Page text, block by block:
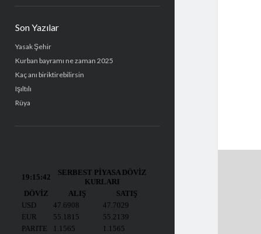
Son Yazılar
Yasak Şehir
Kurban bayramı ne zaman 2025
Kaç anı biriktirebilirsin
Işıltılı
Rüya